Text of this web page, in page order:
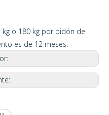
kg o 180 kg por bidón de
es de 12 meses.